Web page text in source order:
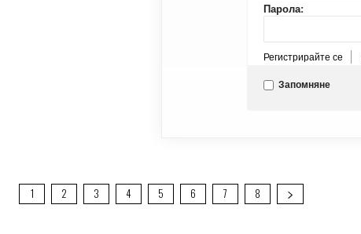
Парола:
Регистрирайте се
Запомняне
1 2 3 4 5 6 7 8